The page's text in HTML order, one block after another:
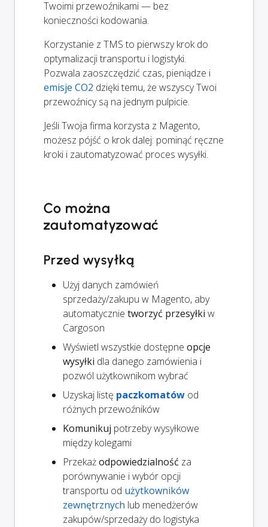
Twoimi przewoźnikami — bez
konieczności kodowania.
Korzystanie z TMS to pierwszy krok do
optymalizacji transportu i logistyki.
Pozwala zaoszczędzić czas, pieniądze i
emisje CO2 dzięki temu, że wszyscy Twoi
przewoźnicy są na jednym pulpicie.
Jeśli Twoja firma korzysta z Magento,
możesz pójść o krok dalej: pominąć ręczne
kroki i zautomatyzować proces wysyłki.
Co można
zautomatyzować
Przed wysyłką
Użyj danych zamówień
sprzedaży/zakupu w Magento, aby
automatycznie tworzyć przesyłki w
Cargoson
Wyświetl wszystkie dostępne opcje
wysyłki dla danego zamówienia i
pozwól użytkownikom wybrać
Uzyskaj listę paczkomatów od
różnych przewoźników
Komunikuj potrzeby wysyłkowe
między kolegami
Przekażodpowiedzialność za
porównywanie i wybór opcji
transportu od użytkowników
zewnętrznych lub menedżerów
zakupów/sprzedaży do logistyka